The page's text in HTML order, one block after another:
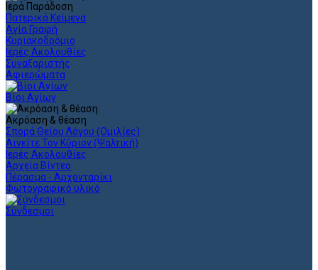
Ιερά Παράδοση
Πατερικά Κείμενα
Αγία Γραφή
Κυριακοδρόμιο
Ιερές Ακολουθίες
Συναξαριστής
Αφιερώματα
Βίοι Αγίων
Ακρόαση & θέαση
Σπορά Θείου Λόγου (Ομιλίες)
Αινείτε Τον Κύριον (Ψαλτική)
Ιερές Ακολουθίες
Αρχεία Βίντεο
Πέρασμα - Αρχονταρίκι
Φωτογραφικό υλικό
Σύνδεσμοι